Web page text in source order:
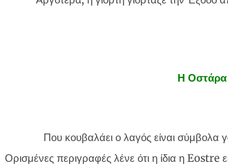
Η Οστάρα
Που κουβαλάει ο λαγός είναι σύμβολα
Ορισμένες περιγραφές λένε ότι η ίδια η Eostre